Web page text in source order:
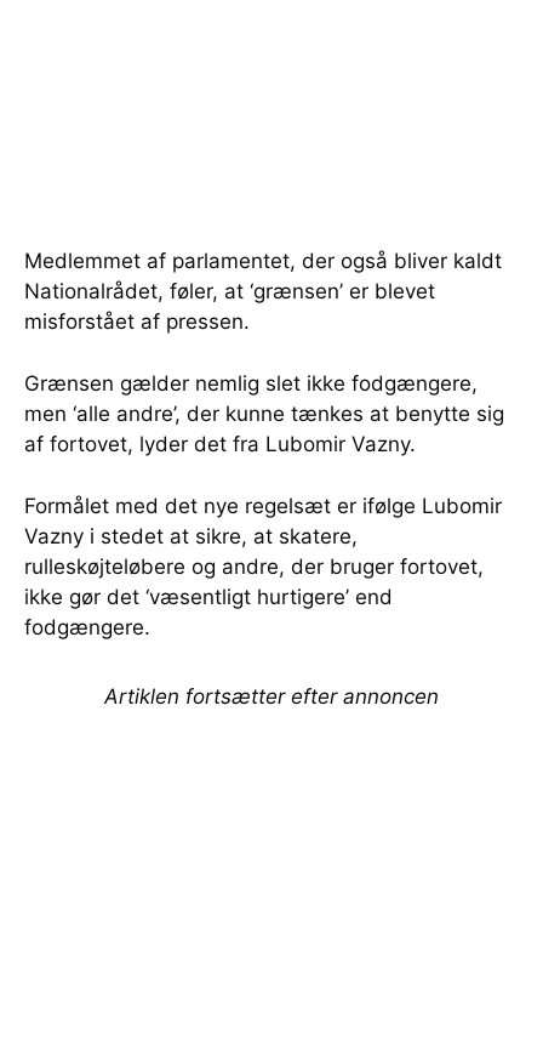
Medlemmet af parlamentet, der også bliver kaldt
Nationalrådet, føler, at ‘grænsen’ er blevet
misforstået af pressen.
Grænsen gælder nemlig slet ikke fodgængere,
men ‘alle andre’, der kunne tænkes at benytte sig
af fortovet, lyder det fra Lubomir Vazny.
Formålet med det nye regelsæt er ifølge Lubomir
Vazny i stedet at sikre, at skatere,
rulleskøjteløbere og andre, der bruger fortovet,
ikke gør det ‘væsentligt hurtigere’ end
fodgængere.
Artiklen fortsætter efter annoncen